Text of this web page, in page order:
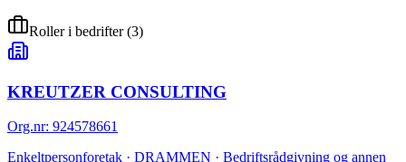
Roller i bedrifter(3)
KREUTZER CONSULTING
Org.nr: 924578661
Enkeltpersonforetak · DRAMMEN · Bedriftsrådgivning og annen